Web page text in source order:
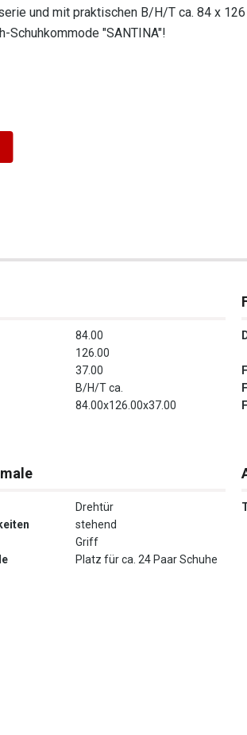
und mit praktischen B/H/T ca. 84 x
Schuhkommode "SANTINA"!
84.00
126.00
37.00
B/H/T ca.
84.00x126.00x37.00
Drehtür
stehend
Griff
Platz für ca. 24 Paar Schuhe